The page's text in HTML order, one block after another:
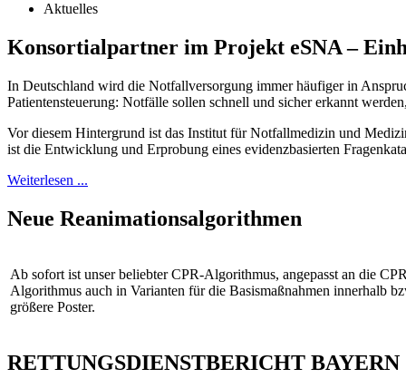
Aktuelles
Konsortialpartner im Projekt eSNA –
In Deutschland wird die Notfallversorgung immer häufiger in
Patientensteuerung: Notfälle sollen schnell und sicher erkannt
Vor diesem Hintergrund ist das Institut für Notfallmedizin und
ist die Entwicklung und Erprobung eines evidenzbasierten
Weiterlesen ...
Neue Reanimationsalgorithmen
Ab sofort ist unser beliebter CPR-Algorithmus, angepasst an die
Algorithmus auch in Varianten für die Basismaßnahmen innerhalb
größere Poster.
RETTUNGSDIENSTBERICHT BAYERN